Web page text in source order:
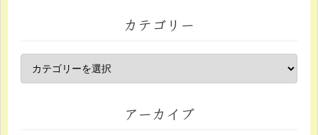
カテゴリー
アーカイブ